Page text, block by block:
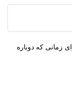
زمانی که دوباره